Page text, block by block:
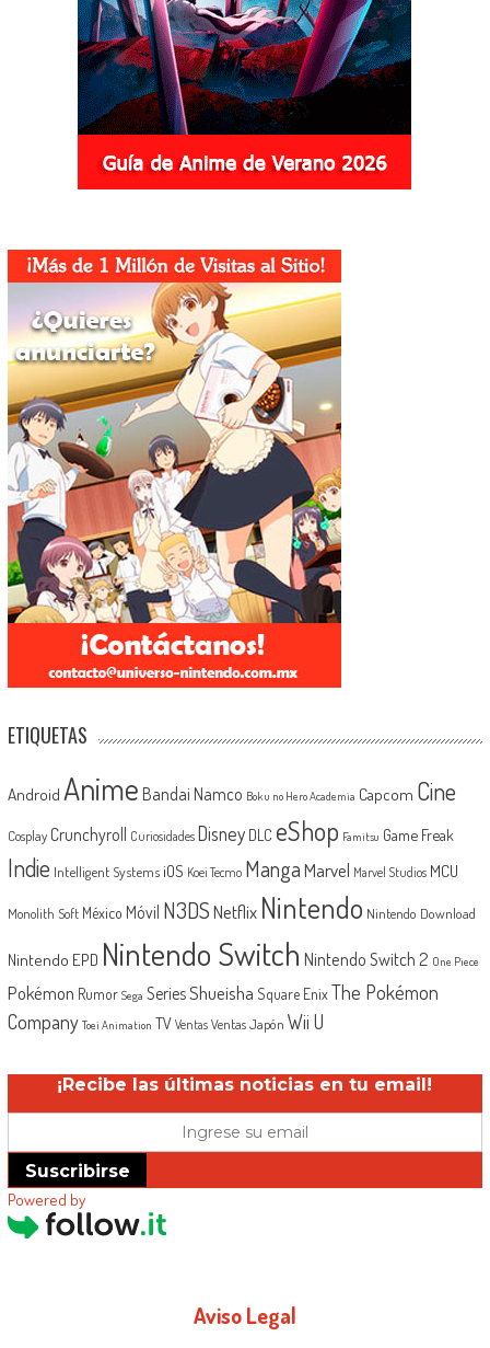
ETIQUETAS
Android Anime Bandai Namco Boku no Hero Academia Capcom Cine
Cosplay Crunchyroll Curiosidades Disney DLC eShop Famitsu Game Freak
Indie Intelligent Systems iOS Koei Tecmo MangaMarvel Marvel Studios MCU
Monolith Soft México Móvil N3DSNetflix Nintendo Nintendo Download
Nintendo EPD Nintendo Switch Nintendo Switch 2 One Piece
Pokémon Rumor Sega SeriesShueisha Square EnixThe Pokémon
Company Toei Animation TV Ventas Ventas Japón Wii U
¡Recibe las últimas noticias en tu email!
Suscribirse
Powered by
Aviso Legal